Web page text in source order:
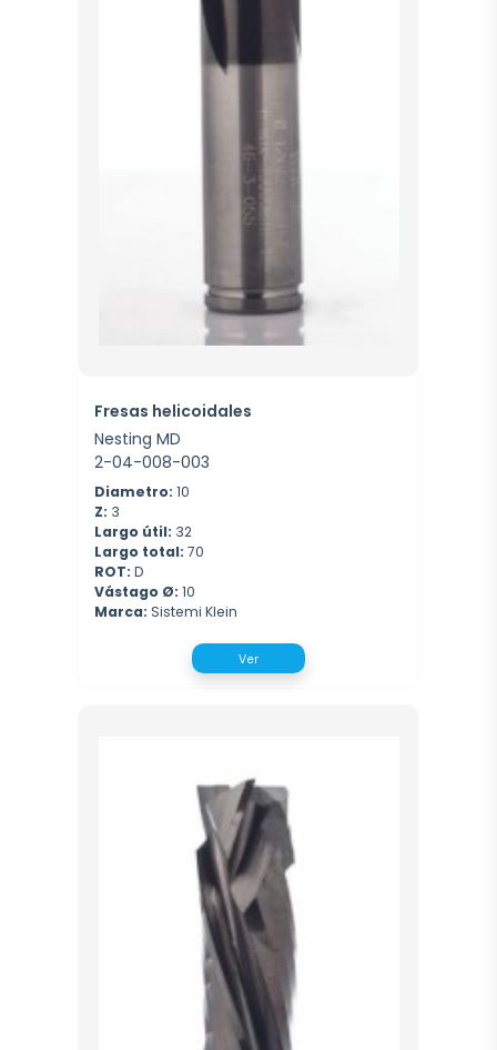
Fresas helicoidales
Nesting MD
2-04-008-003
Diametro: 10
Z: 3
Largo útil: 32
Largo total: 70
ROT: D
Vástago Ø: 10
Marca: Sistemi Klein
Ver